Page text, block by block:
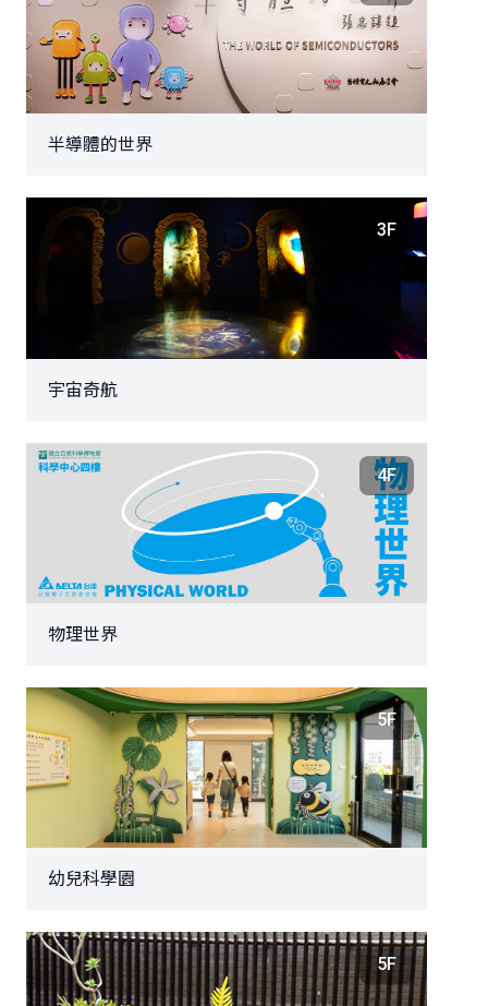
半導體的世界
3F
宇宙奇航
4F
物理世界
5F
幼兒科學園
5F